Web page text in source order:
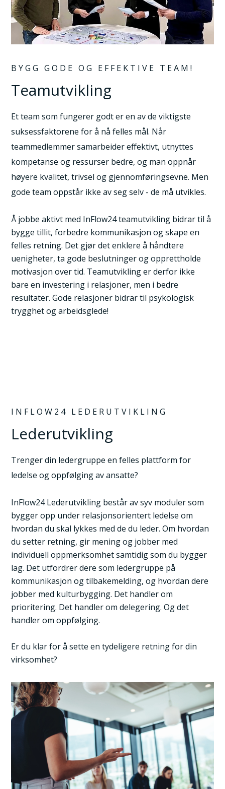
BYGG GODE OG EFFEKTIVE TEAM!
Teamutvikling
Et team som fungerer godt er en av de viktigste
suksessfaktorene for å nå felles mål. Når
teammedlemmer samarbeider effektivt, utnyttes
kompetanse og ressurser bedre, og man oppnår
høyere kvalitet, trivsel og gjennomføringsevne. Men
gode team oppstår ikke av seg selv - de må utvikles.
Å jobbe aktivt med InFlow24 teamutvikling bidrar til å
bygge tillit, forbedre kommunikasjon og skape en
felles retning. Det gjør det enklere å håndtere
uenigheter, ta gode beslutninger og opprettholde
motivasjon over tid. Teamutvikling er derfor ikke
bare en investering i relasjoner, men i bedre
resultater. Gode relasjoner bidrar til psykologisk
trygghet og arbeidsglede!
INFLOW24 LEDERUTVIKLING
Lederutvikling
Trenger din ledergruppe en felles plattform for
ledelse og oppfølging av ansatte?
InFlow24 Lederutvikling består av syv moduler som
bygger opp under relasjonsorientert ledelse om
hvordan du skal lykkes med de du leder. Om hvordan
du setter retning, gir mening og jobber med
individuell oppmerksomhet samtidig som du bygger
lag. Det utfordrer dere som ledergruppe på
kommunikasjon og tilbakemelding, og hvordan dere
jobber med kulturbygging. Det handler om
prioritering. Det handler om delegering. Og det
handler om oppfølging.
Er du klar for å sette en tydeligere retning for din
virksomhet?